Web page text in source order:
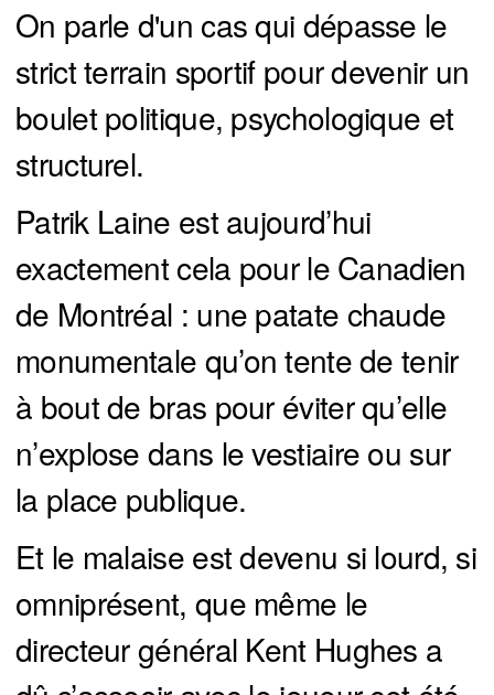
On parle d'un cas qui dépasse le
strict terrain sportif pour devenir un
boulet politique, psychologique et
structurel.
Patrik Laine est aujourd’hui
exactement cela pour le Canadien
de Montréal : une patate chaude
monumentale qu’on tente de tenir
à bout de bras pour éviter qu’elle
n’explose dans le vestiaire ou sur
la place publique.
Et le malaise est devenu si lourd, si
omniprésent, que même le
directeur général Kent Hughes a